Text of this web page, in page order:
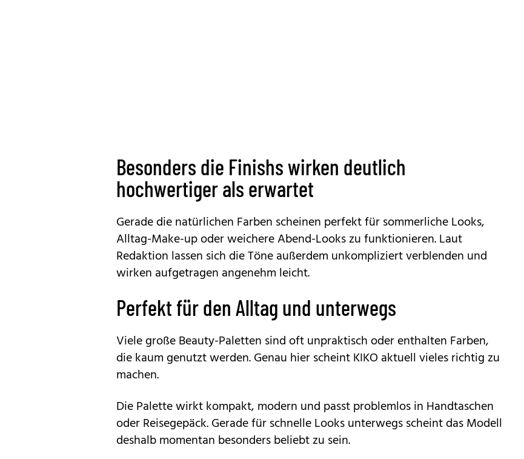
Besonders die Finishs wirken deutlich
hochwertiger als erwartet
Gerade die natürlichen Farben scheinen perfekt für sommerliche Looks,
Alltag-Make-up oder weichere Abend-Looks zu funktionieren. Laut
Redaktion lassen sich die Töne außerdem unkompliziert verblenden und
wirken aufgetragen angenehm leicht.
Perfekt für den Alltag und unterwegs
Viele große Beauty-Paletten sind oft unpraktisch oder enthalten Farben,
die kaum genutzt werden. Genau hier scheint KIKO aktuell vieles richtig zu
machen.
Die Palette wirkt kompakt, modern und passt problemlos in Handtaschen
oder Reisegepäck. Gerade für schnelle Looks unterwegs scheint das Modell
deshalb momentan besonders beliebt zu sein.